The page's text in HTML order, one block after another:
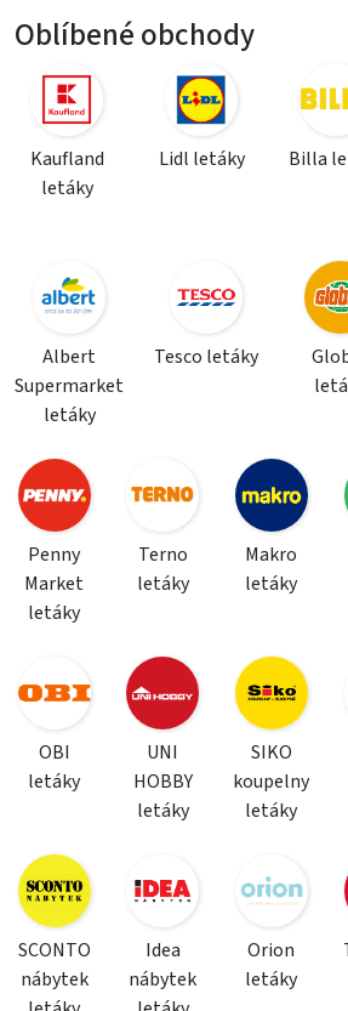
Oblíbené obchody
Kaufland
letáky
Lidl letáky Billa
Albert
Supermarket
letáky
Tesco letáky
Penny
Market
letáky
Terno
letáky
Makro
letáky
OBI
letáky
UNI
HOBBY
letáky
SIKO
koupelny
letáky
SCONTO
nábytek
Idea
nábytek
Orion
letáky